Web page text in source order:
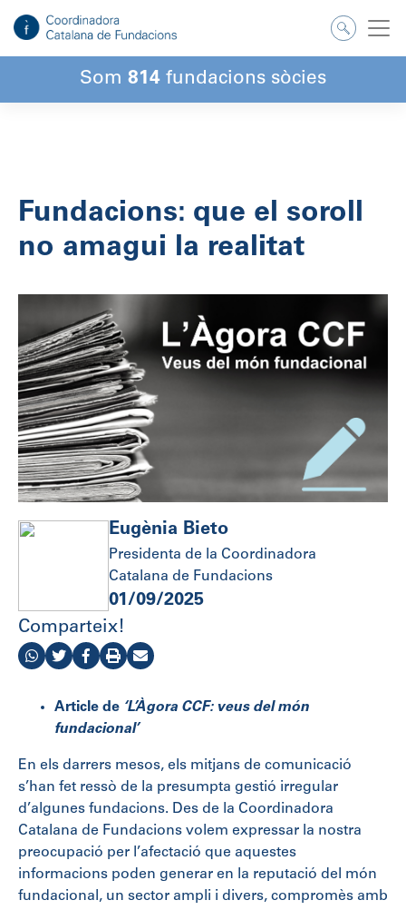
contingut
Som 814 fundacions sòcies
Fundacions: que el soroll
no amagui la realitat
Eugènia Bieto
Presidenta de la Coordinadora
Catalana de Fundacions
01/09/2025
Comparteix!
Article de ‘L’Àgora CCF: veus del món
fundacional’
En els darrers mesos, els mitjans de comunicació
s’han fet ressò de la presumpta gestió irregular
d’algunes fundacions. Des de la Coordinadora
Catalana de Fundacions volem expressar la nostra
preocupació per l’afectació que aquestes
informacions poden generar en la reputació del món
fundacional, un sector ampli i divers, compromès amb